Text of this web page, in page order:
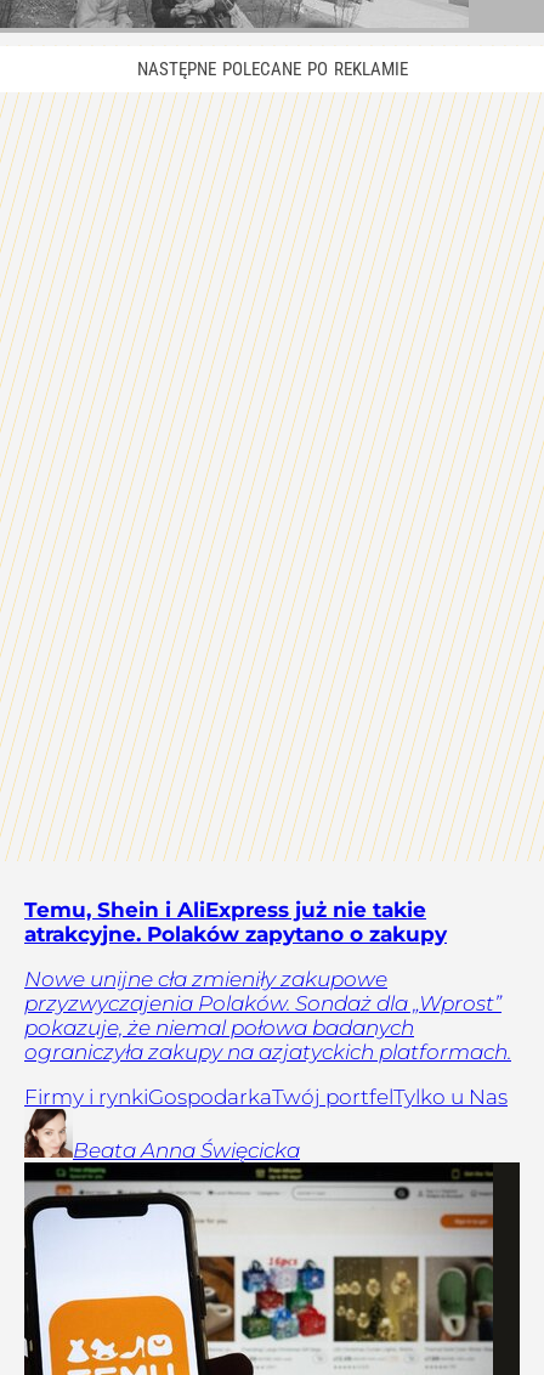
Temu, Shein i AliExpress już nie takie
atrakcyjne. Polaków zapytano o zakupy
Nowe unijne cła zmieniły zakupowe
przyzwyczajenia Polaków. Sondaż dla „Wprost”
pokazuje, że niemal połowa badanych
ograniczyła zakupy na azjatyckich platformach.
Firmy i rynkiGospodarkaTwój portfelTylko u Nas
Beata Anna Święcicka